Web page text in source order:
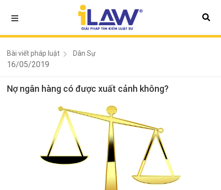
Bài viết pháp luật Dân Sự
16/05/2019
Nợ ngân hàng có được xuất cảnh không?